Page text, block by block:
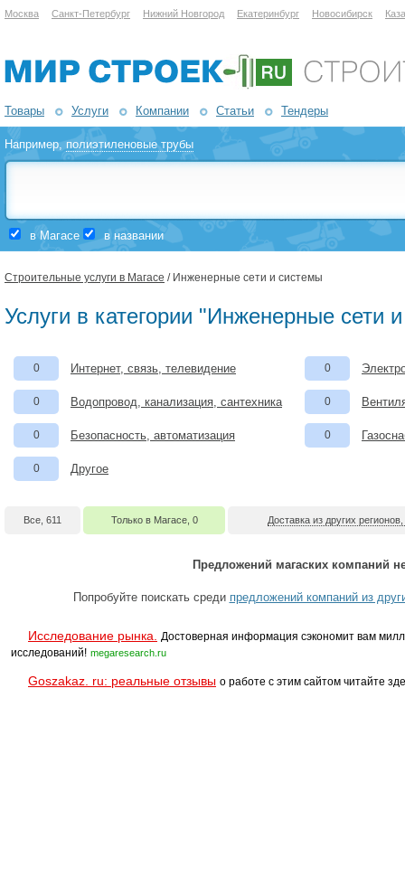
Москва Санкт-Петербург Нижний Новгород Екатеринбург Новосибирск
Товары Услуги Компании Статьи Тендеры
Например,полиэтиленовые трубы
в Магасе в названии
Строительные услуги в Магасе / Инженерные сети и системы
Услуги в категории "Инженерные сети
0 Интернет, связь, телевидение 0
0 Водопровод, канализация, сантехника 0
0 Безопасность, автоматизация 0
0 Другое
Все, 611 Только в Магасе, 0 Доставка из других регионов,
Предложений магаских компаний
Попробуйте поискать среди предложений компаний из
Исследование рынка.
Достоверная информация сэкономит вам
исследований! megaresearch.ru
Goszakaz. ru: реальные отзывы о работе с этим сайтом читайте